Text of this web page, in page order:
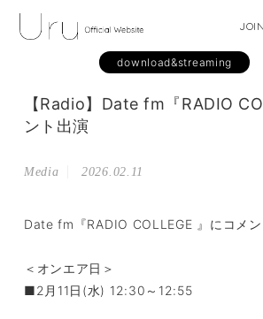
JOI N
download&streaming
【Radio】Date fm『RADIO
ント出演
Media 2026.02.11
Date fm『RADIO COLLEGE 』にコメン
＜オンエア日＞
■2月11日(水) 12:30～12:55